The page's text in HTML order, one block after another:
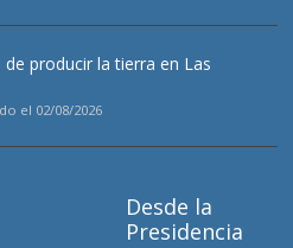
producir la tierra en Las
el 02/08/2026
Desde la
Presidencia